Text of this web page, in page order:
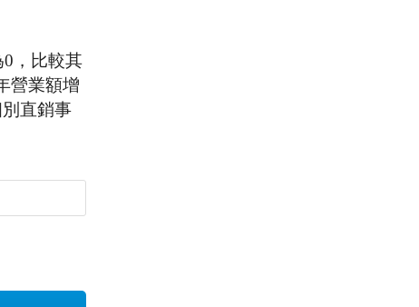
0，比較其
營業額增
直銷事